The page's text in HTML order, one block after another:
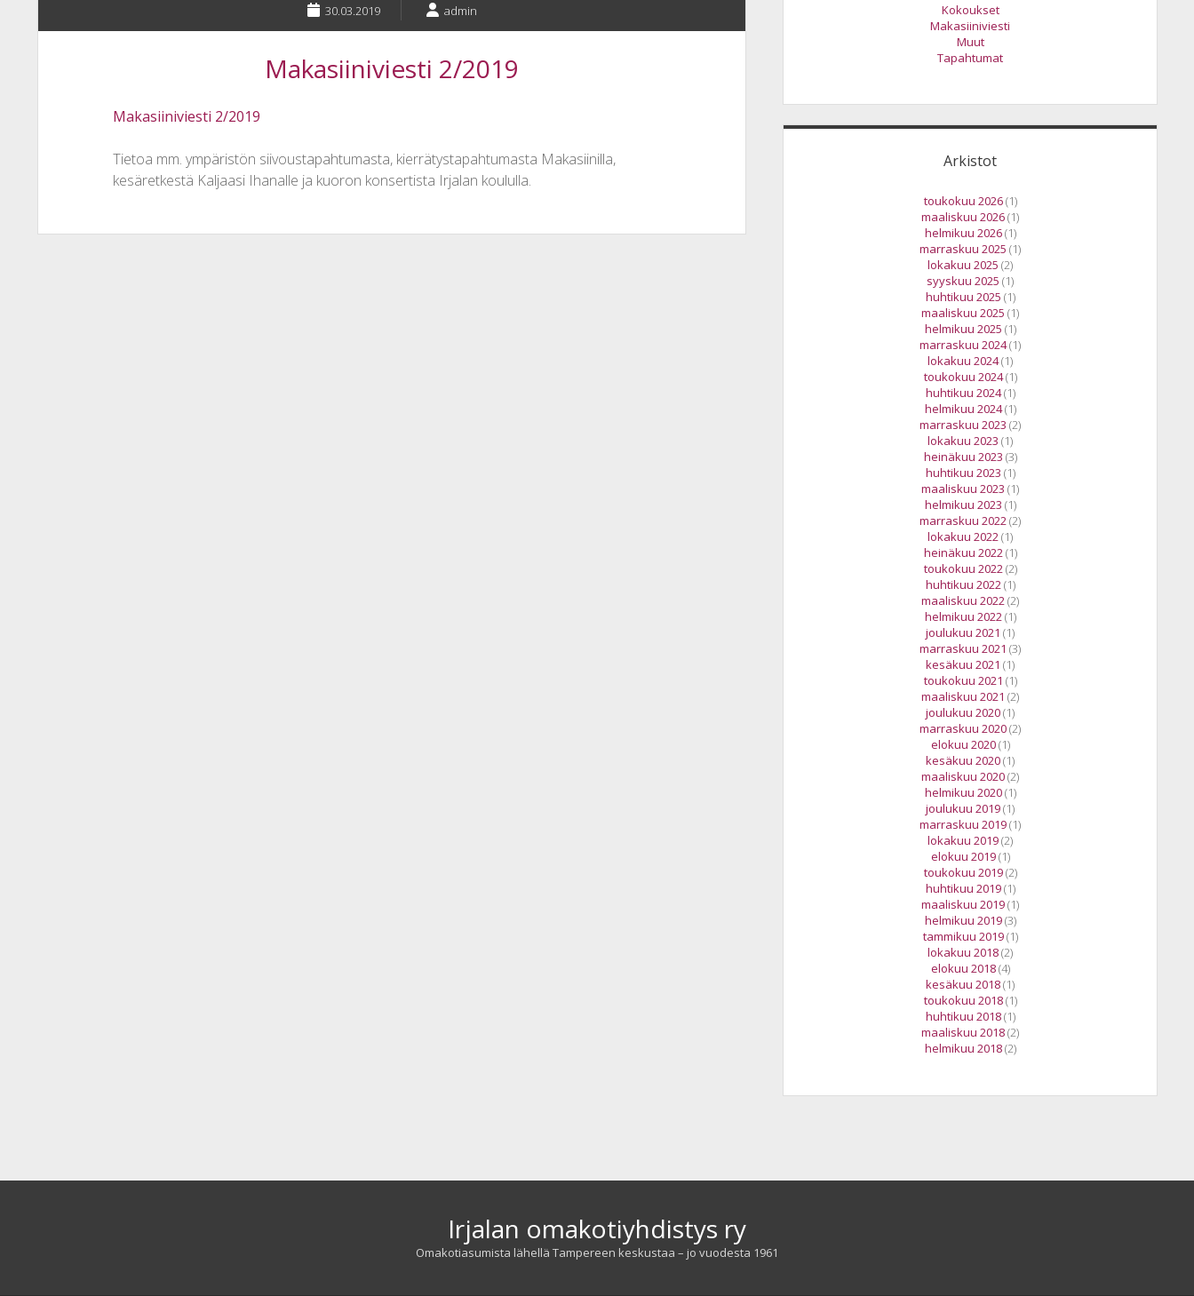
30.03.2019 admin
Makasiiniviesti 2/2019
Makasiiniviesti 2/2019
Tietoa mm. ympäristön siivoustapahtumasta, kierrätystapahtumasta Makasiinilla,
kesäretkestä Kaljaasi Ihanalle ja kuoron konsertista Irjalan koululla.
Kokoukset
Makasiiniviesti
Muut
Tapahtumat
Arkistot
toukokuu 2026(1)
maaliskuu 2026(1)
helmikuu 2026(1)
marraskuu 2025 (1)
lokakuu 2025 (2)
syyskuu 2025 (1)
huhtikuu 2025 (1)
maaliskuu 2025 (1)
helmikuu 2025 (1)
marraskuu 2024(1)
lokakuu 2024(1)
toukokuu 2024(1)
huhtikuu 2024(1)
helmikuu 2024(1)
marraskuu 2023 (2)
lokakuu 2023 (1)
heinäkuu 2023 (3)
huhtikuu 2023 (1)
maaliskuu 2023 (1)
helmikuu 2023 (1)
marraskuu 2022(2)
lokakuu 2022(1)
heinäkuu 2022(1)
toukokuu 2022(2)
huhtikuu 2022(1)
maaliskuu 2022(2)
helmikuu 2022(1)
joulukuu 2021 (1)
marraskuu 2021 (3)
kesäkuu 2021 (1)
toukokuu 2021 (1)
maaliskuu 2021 (2)
joulukuu 2020(1)
marraskuu 2020(2)
elokuu 2020(1)
kesäkuu 2020(1)
maaliskuu 2020(2)
helmikuu 2020(1)
joulukuu 2019(1)
marraskuu 2019(1)
lokakuu 2019(2)
elokuu 2019(1)
toukokuu 2019(2)
huhtikuu 2019(1)
maaliskuu 2019(1)
helmikuu 2019(3)
tammikuu 2019(1)
lokakuu 2018(2)
elokuu 2018(4)
kesäkuu 2018(1)
toukokuu 2018(1)
huhtikuu 2018(1)
maaliskuu 2018(2)
helmikuu 2018(2)
Irjalan omakotiyhdistys ry
Omakotiasumista lähellä Tampereen keskustaa – jo vuodesta 1961